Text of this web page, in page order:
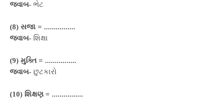
જવાબ- ભેટ
(8) સજા = ................
જવાબ- શિક્ષા
(9) મુક્તિ = ................
જવાબ- છુટકારો
(10) શિક્ષણ = ................